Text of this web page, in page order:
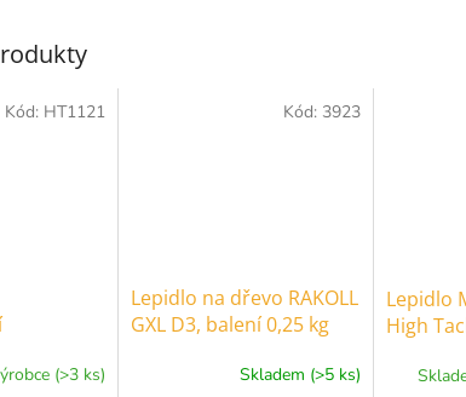
(>3 ks)
Kód: HT1121
Lepidlo na dřevo RAKOLL
GXL D3, balení 0,25 kg
Skladem (>5 ks)
Kód: 3923
Lepidlo
High
290ml